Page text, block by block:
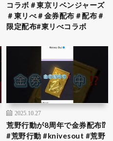
コラボ＃東京リベンジャーズ
＃東リべ＃金券配布＃配布＃
限定配布#東リべコラボ
2025.10.27
荒野行動が8周年で金券配布⁉️
#荒野行動 #knivesout #荒野